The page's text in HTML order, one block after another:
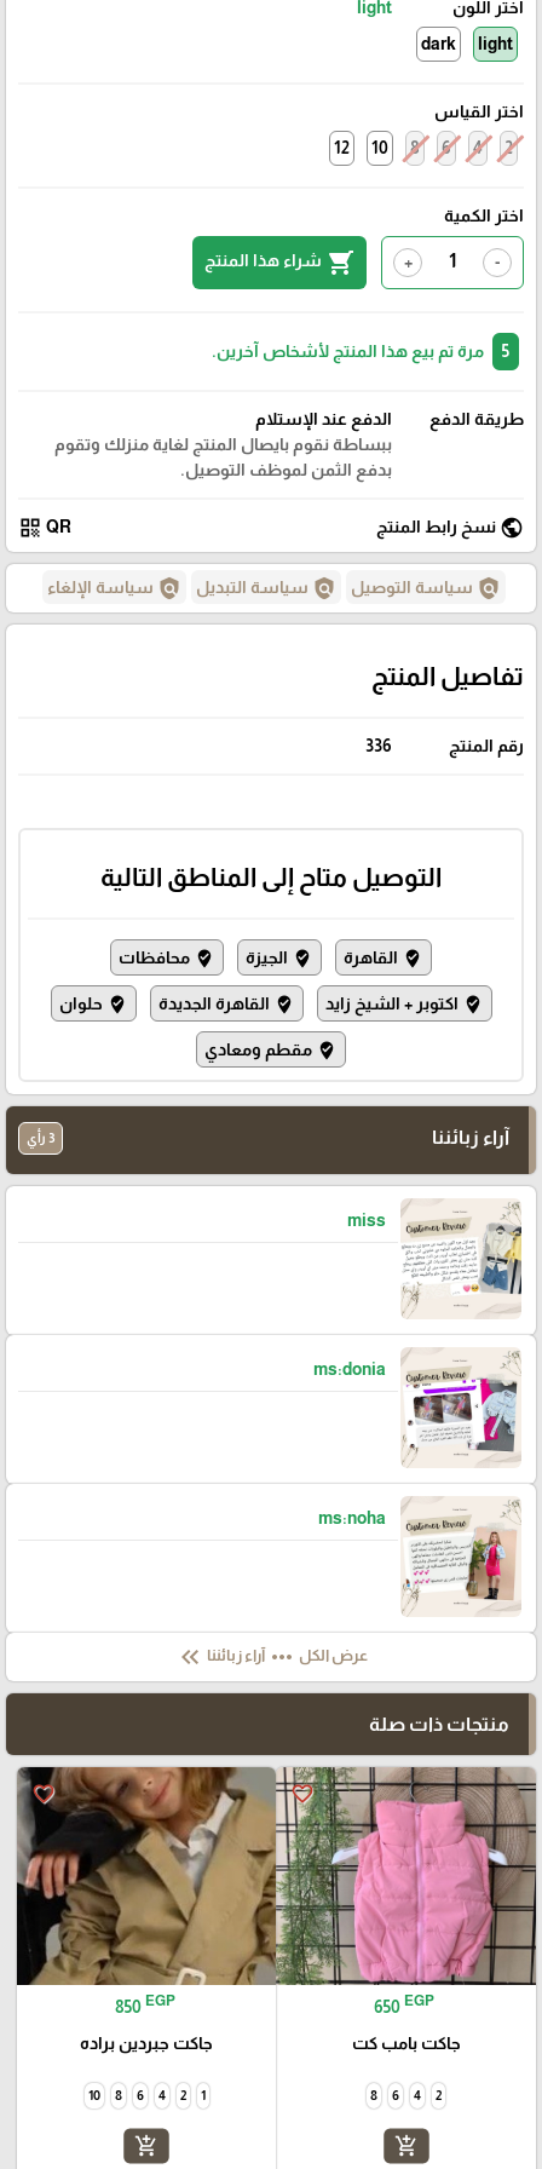
اختر اللون
light
light
dark
اختر القياس
2
4
6
8
10
12
اختر الكمية
-
+
shopping_cart شراء هذا المنتج
مرة تم بيع هذا المنتج لأشخاص آخرين.
طريقة الدفع
الدفع عند الإستلام
ببساطة نقوم بايصال المنتج لغاية منزلك وتقوم
بدفع الثمن لموظف التوصيل.
public نسخ رابط المنتج QR
qr_code
policy سياسة التوصيل policy سياسة التبديل policy سياسة الإلغاء
تفاصيل المنتج
رقم المنتج 336
التوصيل متاح إلى المناطق التالية
where_to_vote القاهرة where_to_vote الجيزة where_to_vote محافظات
where_to_vote اكتوبر + الشيخ زايد where_to_vote القاهرة الجديدة where_to_vote حلوان
where_to_vote مقطم ومعادي
آراء زبائننا 3 رأي
miss
ms:donia
ms:noha
عرض الكل more_horiz آراء زبائننا keyboard_double_arrow_left
منتجات ذات صلة
favorite_border
650 EGP
جاكت بامب كت
2
4
6
8
add_shopping_cart
favorite_border
850 EGP
جاكت جبردين براده
1
2
4
6
8
10
add_shopping_cart